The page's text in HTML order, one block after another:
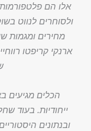
אלו הם פלטפורמות
ולסוחרים לנווט
מחירים ומגמות
ארנקי קריפטו
הכלים מגיעים
ייחודיות. בעוד
ובנתונים